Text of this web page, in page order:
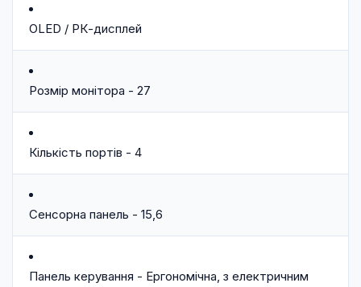
OLED / РК-дисплей
Розмір монітора - 27
Кількість портів - 4
Сенсорна панель - 15,6
Панель керування - Ергономічна, з електричним